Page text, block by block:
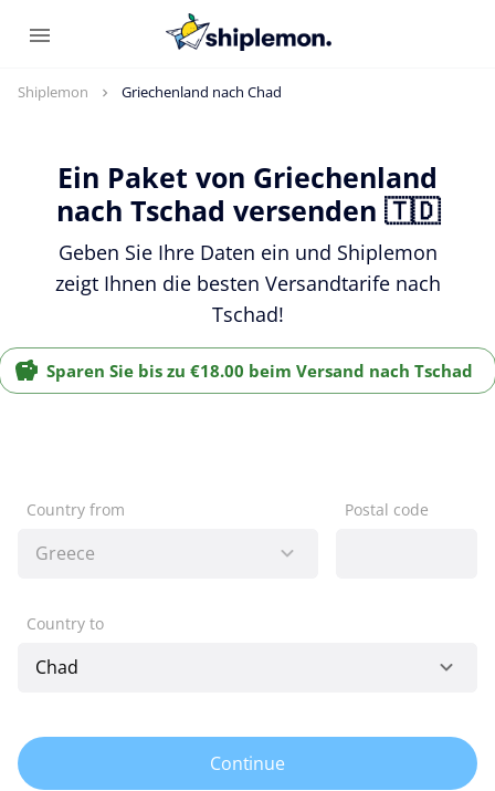
Shiplemon Griechenland nach Chad
Ein Paket von Griechenland
nach Tschad versenden 🇹🇩
Geben Sie Ihre Daten ein und Shiplemon
zeigt Ihnen die besten Versandtarife nach
Tschad!
Sparen Sie bis zu €18.00 beim Versand nach Tschad
Country from Postal code
Country to
Continue